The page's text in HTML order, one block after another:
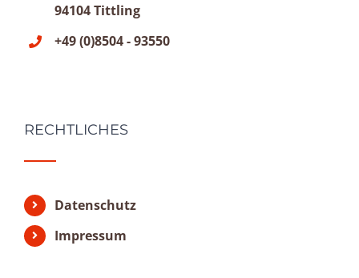
94104 Tittling
+49 (0)8504 - 93550
RECHTLICHES
Datenschutz
Impressum